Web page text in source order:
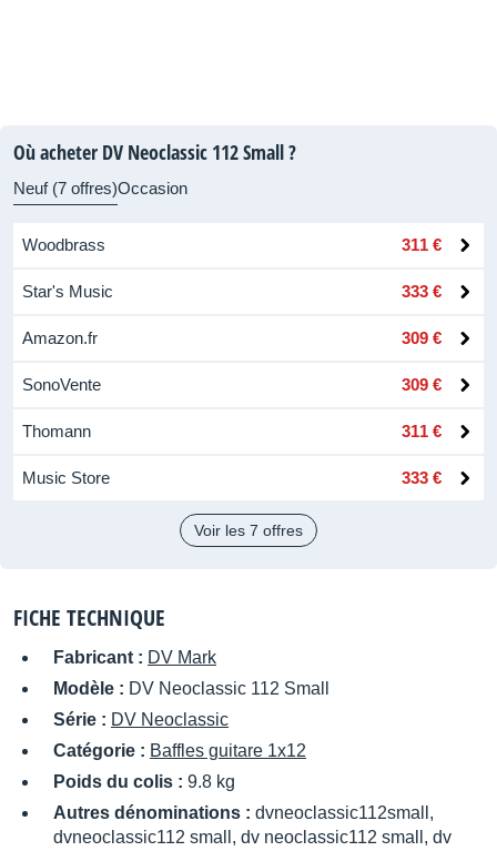
Où acheter DV Neoclassic 112 Small ?
Neuf (7 offres)Occasion
Woodbrass 311 €
Star's Music 333 €
Amazon.fr 309 €
SonoVente 309 €
Thomann 311 €
Music Store 333 €
Voir les 7 offres
FICHE TECHNIQUE
Fabricant : DV Mark
Modèle : DV Neoclassic 112 Small
Série : DV Neoclassic
Catégorie : Baffles guitare 1x12
Poids du colis : 9.8 kg
Autres dénominations : dvneoclassic112small,
dvneoclassic112 small, dv neoclassic112 small, dv